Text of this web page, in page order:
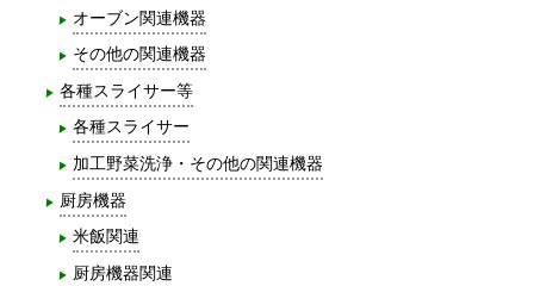
オーブン関連機器
その他の関連機器
各種スライサー等
各種スライサー
加工野菜洗浄・その他の関連機器
厨房機器
米飯関連
厨房機器関連